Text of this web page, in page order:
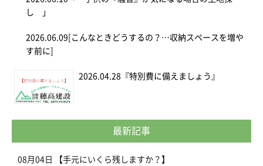
し 」
2026.06.09 [こんなときどうするの？…収納スペースを増や
す前に]
2026.04.28 『特別費に備えましょう』
最新記事
08月04日 【手元にいくら残しますか？】